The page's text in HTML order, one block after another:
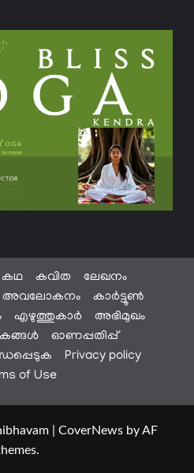
കഥ കവിത
ലേഖനം
അവലോകനം
കാർട്ടൂൺ
എഴുത്തുകാർ
അഭിമുഖം
ഓണപ്പതിപ്പ്
Privacy policy
of Use
CoverNewsby AF